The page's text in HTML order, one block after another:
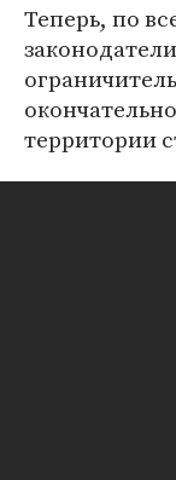
Теперь, по
территории